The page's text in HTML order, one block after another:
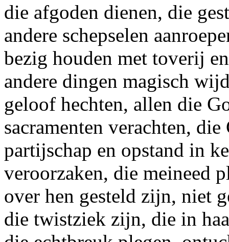
die afgoden dienen, die
andere schepselen
bezig houden met toverij
andere dingen magisch
geloof hechten, allen die
sacramenten verachten,
partijschap en opstand in
veroorzaken, die meineed
over hen gesteld zijn, niet
die twistziek zijn, die in